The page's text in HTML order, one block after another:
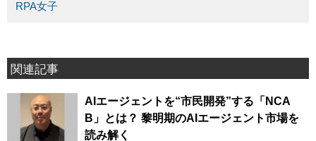
RPA女子
関連記事
AIエージェントを“市民開発”する「NCA
B」とは？ 黎明期のAIエージェント市場を
読み解く